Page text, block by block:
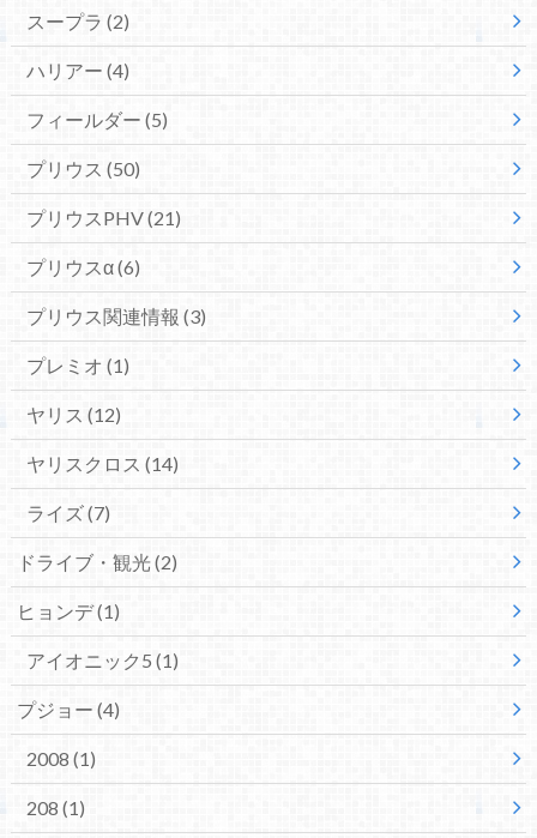
スープラ (2)
ハリアー (4)
フィールダー (5)
プリウス (50)
プリウスPHV(21)
プリウスα(6)
プリウス関連情報 (3)
プレミオ (1)
ヤリス (12)
ヤリスクロス (14)
ライズ(7)
ドライブ・観光(2)
ヒョンデ(1)
アイオニック5 (1)
プジョー (4)
2008 (1)
208 (1)